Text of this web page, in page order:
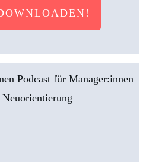
Podcast für Manager:innen